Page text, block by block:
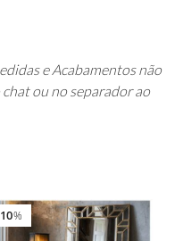
e Acabamentos não
ou no separador ao
%
10